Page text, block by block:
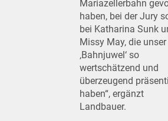
Mariazellerbahn
haben, bei der Jury
bei Katharina Sunk
Missy May, die unser
‚Bahnjuwel‘ so
wertschätzend und
überzeugend
haben“, ergänzt
Landbauer.